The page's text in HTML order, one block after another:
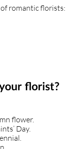
romantic florists:
florist?
flower.
Day.